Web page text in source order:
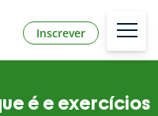
Inscrever
é e exercícios